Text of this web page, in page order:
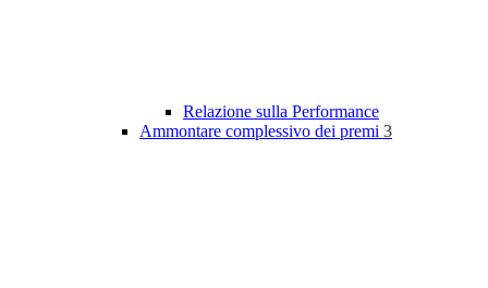
Relazione sulla Performance
Ammontare complessivo dei premi 3